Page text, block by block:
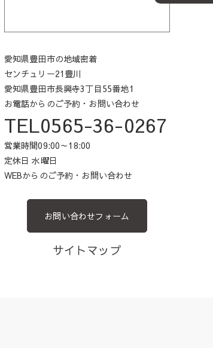
愛知県豊田市の地域密着
センチュリー21豊川
愛知県豊田市長興寺3丁目55番地1
お電話からのご予約・お問い合わせ
TEL0565-36-0267
営業時間09:00～18:00
定休日 水曜日
WEBからのご予約・お問い合わせ
お問い合わせフォーム
サイトマップ